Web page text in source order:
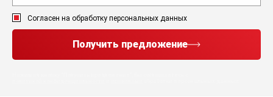
Согласен на обработку персональных данных
Получить предложение